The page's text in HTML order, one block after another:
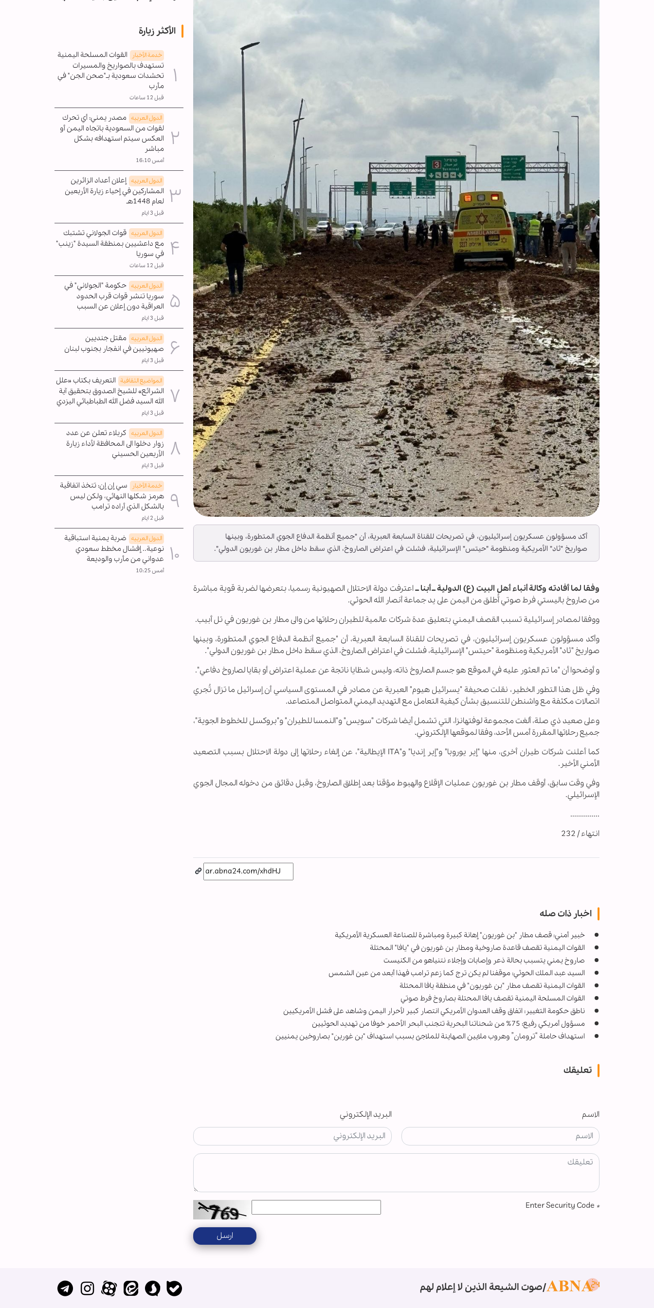
أكد مسؤولون عسكريون إسرائيليون، في تصريحات للقناة السابعة العبرية، أن "جميع أنظمة الدفاع الجوي المتطورة، وبينها
صواريخ "ثاد" الأمريكية ومنظومة "حيتس" الإسرائيلية، فشلت في اعتراض الصاروخ، الذي سقط داخل مطار بن غوريون الدولي".
وفقا لما أفادته وكالة أنباء أهل البيت (ع) الدولية ــ أبنا ــاعترفت دولة الاحتلال الصهيونية رسميا، بتعرضها لضربة قوية مباشرة
من صاروخ باليستي فرط صوتي أُطلق من اليمن على يد جماعة أنصار الله الحوثي.
ووفقا لمصادر إسرائيلية تسبب القصف اليمني بتعليق عدة شركات عالمية للطيران رحلاتها من والى مطار بن غوريون في تل أبيب.
وأكد مسؤولون عسكريون إسرائيليون، في تصريحات للقناة السابعة العبرية، أن "جميع أنظمة الدفاع الجوي المتطورة، وبينها
صواريخ "ثاد" الأمريكية ومنظومة "حيتس" الإسرائيلية، فشلت في اعتراض الصاروخ، الذي سقط داخل مطار بن غوريون الدولي".
و أوضحوا أن "ما تم العثور عليه في الموقع هو جسم الصاروخ ذاته، وليس شظايا ناتجة عن عملية اعتراض أو بقايا لصاروخ دفاعي".
وفي ظل هذا التطور الخطير، نقلت صحيفة "يسرائيل هيوم" العبرية عن مصادر في المستوى السياسي أن إسرائيل ما تزال تُجري
اتصالات مكثفة مع واشنطن للتنسيق بشأن كيفية التعامل مع التهديد اليمني المتواصل المتصاعد.
وعلى صعيد ذي صلة، ألغت مجموعة لوفتهانزا، التي تشمل أيضا شركات "سويس" و"النمسا للطيران" و"بروكسل للخطوط الجوية"،
جميع رحلاتها المقررة أمس الأحد، وفقا لموقعها الإلكتروني.
كما أعلنت شركات طيران أخرى، منها "إير يوروبا" و"إير إنديا" و"ITA الإيطالية"، عن إلغاء رحلاتها إلى دولة الاحتلال بسبب التصعيد
الأمني الأخير.
وفي وقت سابق، أوقف مطار بن غوريون عمليات الإقلاع والهبوط مؤقتا بعد إطلاق الصاروخ، وقبل دقائق من دخوله المجال الجوي
الإسرائيلي.
...............
انتهاء / 232
اخبار ذات صله
خبير أمني: قصف مطار "بن غوريون" إهانة كبيرة ومباشرة للصناعة العسكرية الأمريكية
القوات اليمنية تقصف قاعدة صاروخية ومطار بن غوريون في "يافا" المحتلة
صاروخ يمني يتسبب بحالة ذعر وإصابات وإجلاء نتنياهو من الكنيست
السيد عبد الملك الحوثي: موقفنا لم يكن ترج كما زعم ترامب فهذا أبعد من عين الشمس
القوات اليمنية تقصف مطار "بن غوريون" في منطقة يافا المحتلة
القوات المسلحة اليمنية تقصف يافا المحتلة بصاروخ فرط صوتي
ناطق حكومة التغيير: اتفاق وقف العدوان الأمريكي انتصار كبير لأحرار اليمن وشاهد على فشل الأمريكيين
مسؤول أمريكي رفيع: 75% من شحناتنا البحرية تتجنب البحر الأحمر خوفا من تهديد الحوثيين
استهداف حاملة “ترومان” وهروب ملايين الصهاينة للملاجئ بسبب استهداف "بن غورين" بصاروخين يمنيين
تعليقك
الاسم البريد الإلكتروني
*
ارسل
الأكثر زيارة
خدمة الأخبار
القوات المسلحة اليمنية
تستهدف بالصواريخ والمسيرات
تحشدات سعودية بـ"صحن الجن" في
مأرب
قبل 12 ساعات
الدول العربیه مصدر يمني: أي تحرك
لقوات من السعودية باتجاه اليمن أو
العكس سيتم استهدافه بشكل
مباشر
أمس 16:10
الدول العربیه إعلان أعداد الزائرين
المشاركين في إحياء زيارة الأربعين
لعام 1448هـ
قبل 3 ايام
الدول العربیه قوات الجولاني تشتبك
مع داعشيين بمنطقة السيدة "زينب"
في سوريا
قبل 12 ساعات
الدول العربیه حكومة "الجولاني" في
سوريا تنشر قوات قرب الحدود
العراقية دون إعلان عن السبب
قبل 3 ايام
الدول العربیه مقتل جنديين
صهيونيين في انفجار بجنوب لبنان
قبل 3 ايام
المواضیع الثقافية التعريف بكتاب «علل
الشرائع» للشيخ الصدوق بتحقيق آية
الله السيد فضل الله الطباطبائي اليزدي
قبل 3 ايام
الدول العربیه كربلاء تعلن عن عدد
زوار دخلوا الى المحافظة لأداء زيارة
الأربعين الحسيني
قبل 3 ايام
خدمة الأخبار
سي إن إن: تتخذ اتفاقية
هرمز شكلها النهائي، ولكن ليس
بالشكل الذي أراده ترامب
قبل 2 ايام
الدول العربیه ضربة يمنية استباقية
نوعية.. إفشال مخطط سعودي
عدواني من مأرب والوديعة
أمس 10:25
صوت الشيعة الذين لا إعلام لهم